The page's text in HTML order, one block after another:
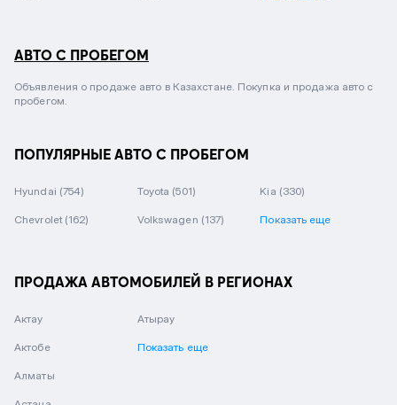
АВТО С ПРОБЕГОМ
Объявления о продаже авто в Казахстане. Покупка и продажа авто с
пробегом.
ПОПУЛЯРНЫЕ АВТО С ПРОБЕГОМ
Hyundai (754) Toyota (501) Kia (330)
Chevrolet (162) Volkswagen (137) Показать еще
ПРОДАЖА АВТОМОБИЛЕЙ В РЕГИОНАХ
Актау
Актобе
Алматы
Атырау
Показать еще